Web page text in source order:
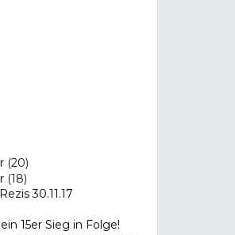
(20)
(18)
30.11.17
15er Sieg in Folge!